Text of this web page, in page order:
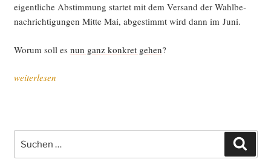
eigent­li­che Abstim­mung star­tet mit dem Ver­sand der Wahl­be­
nach­rich­ti­gun­gen Mit­te Mai, abge­stimmt wird dann im Juni.
Wor­um soll es nun ganz kon­kret gehen?
„Par­
weiterlesen
nach: